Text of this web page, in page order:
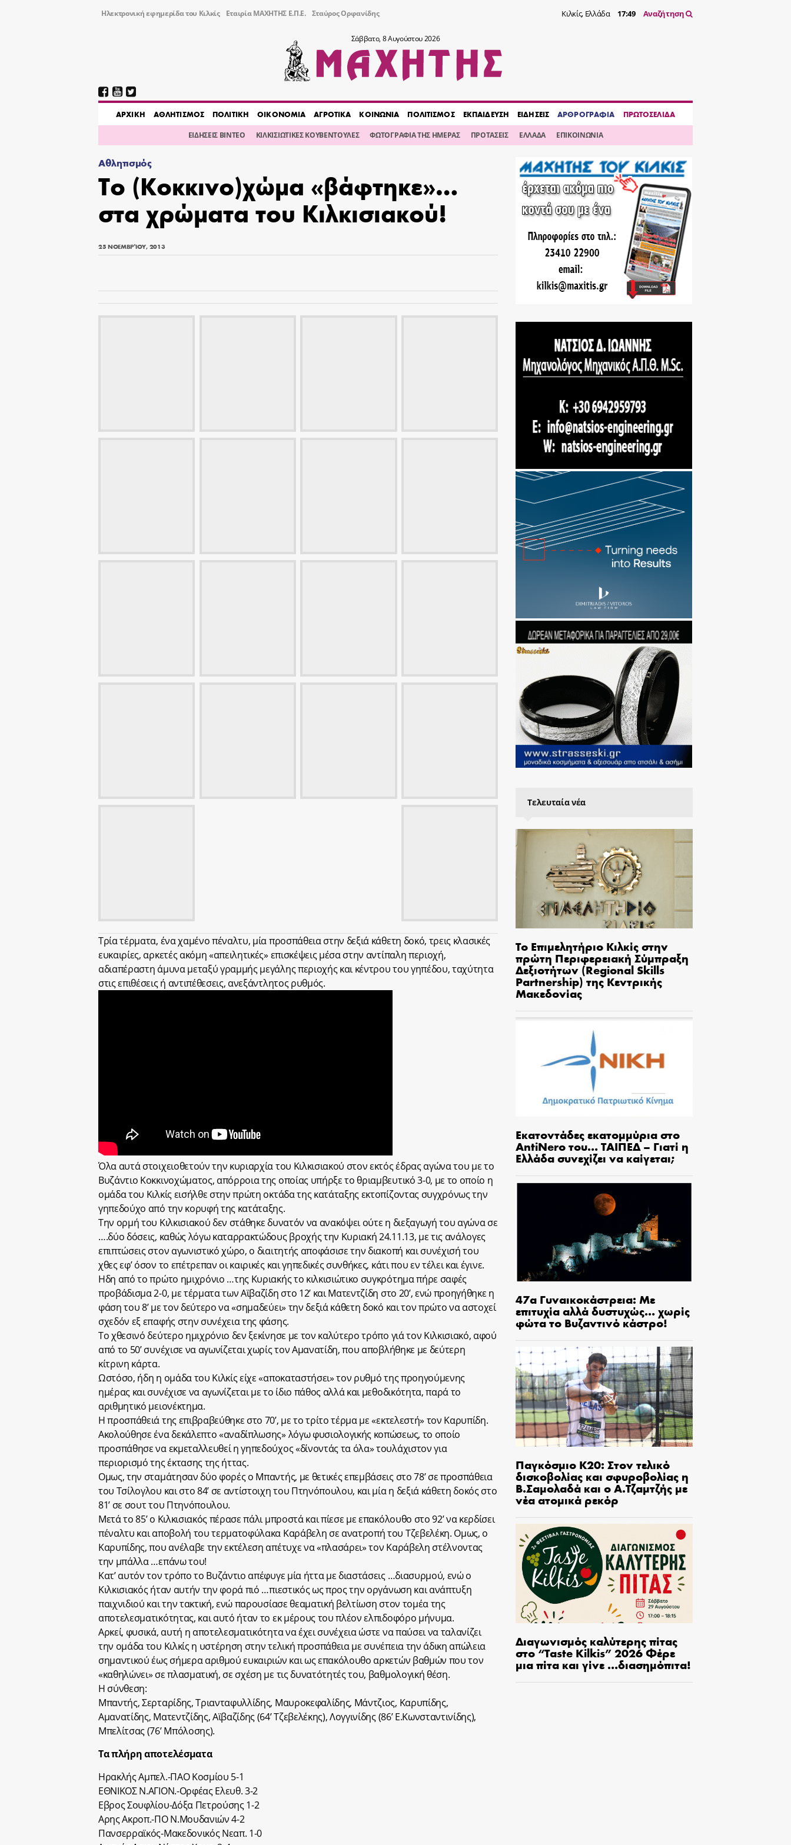
Ηλεκτρονική εφημερίδα του Κιλκίς Εταιρία ΜΑΧΗΤΗΣ Ε.Π.Ε. Σταύρος Ορφανίδης Κιλκίς, Ελλάδα 17:49 Αναζήτηση
Σάββατο, 8 Αυγούστου 2026
AΡΧΙΚΗ ΑΘΛΗΤΙΣΜΟΣ ΠΟΛΙΤΙΚΗ ΟΙΚΟΝΟΜΙΑ ΑΓΡΟΤΙΚΑ ΚΟΙΝΩΝΙΑ ΠΟΛΙΤΙΣΜΟΣ ΕΚΠΑΙΔΕΥΣΗ ΕΙΔΗΣΕΙΣ ΑΡΘΡΟΓΡΑΦΙΑ ΠΡΩΤΟΣΕΛΙΔΑ
ΕΙΔΗΣΕΙΣ ΒΙΝΤΕΟ ΚΙΛΚΙΣΙΩΤΙΚΕΣ ΚΟΥΒΕΝΤΟΥΛΕΣ ΦΩΤΟΓΡΑΦΙΑ ΤΗΣ ΗΜΕΡΑΣ ΠΡΟΤΑΣΕΙΣ ΕΛΛΑΔΑ ΕΠΙΚΟΙΝΩΝΙΑ
Αθλητισμός
Το (Κοκκινο)χώμα «βάφτηκε»…
στα χρώματα του Κιλκισιακού!
25 ΝΟΕΜΒΡΊΟΥ, 2013
Τρία τέρματα, ένα χαμένο πέναλτυ, μία προσπάθεια στην δεξιά κάθετη δοκό, τρεις κλασικές
ευκαιρίες, αρκετές ακόμη «απειλητικές» επισκέψεις μέσα στην αντίπαλη περιοχή,
αδιαπέραστη άμυνα μεταξύ γραμμής μεγάλης περιοχής και κέντρου του γηπέδου, ταχύτητα
στις επιθέσεις ή αντιπέθεσεις, ανεξάντλητος ρυθμός.
Όλα αυτά στοιχειοθετούν την κυριαρχία του Κιλκισιακού στον εκτός έδρας αγώνα του με το
Βυζάντιο Κοκκινοχώματος, απόρροια της οποίας υπήρξε το θριαμβευτικό 3-0, με το οποίο η
ομάδα του Κιλκίς εισήλθε στην πρώτη οκτάδα της κατάταξης εκτοπίζοντας συγχρόνως την
γηπεδούχο από την κορυφή της κατάταξης.
Την ορμή του Κιλκισιακού δεν στάθηκε δυνατόν να ανακόψει ούτε η διεξαγωγή του αγώνα σε
….δύο δόσεις, καθώς λόγω καταρρακτώδους βροχής την Κυριακή 24.11.13, με τις ανάλογες
επιπτώσεις στον αγωνιστικό χώρο, ο διαιτητής αποφάσισε την διακοπή και συνέχισή του
χθες εφ’ όσον το επέτρεπαν οι καιρικές και γηπεδικές συνθήκες, κάτι που εν τέλει και έγινε.
Ηδη από το πρώτο ημιχρόνιο …της Κυριακής το κιλκισιώτικο συγκρότημα πήρε σαφές
προβάδισμα 2-0, με τέρματα των Αϊβαζίδη στο 12’ και Ματεντζίδη στο 20’, ενώ προηγήθηκε η
φάση του 8’ με τον δεύτερο να «σημαδεύει» την δεξιά κάθετη δοκό και τον πρώτο να αστοχεί
σχεδόν εξ επαφής στην συνέχεια της φάσης.
Το χθεσινό δεύτερο ημιχρόνιο δεν ξεκίνησε με τον καλύτερο τρόπο γιά τον Κιλκισιακό, αφού
από το 50’ συνέχισε να αγωνίζεται χωρίς τον Αμανατίδη, που αποβλήθηκε με δεύτερη
κίτρινη κάρτα.
Ωστόσο, ήδη η ομάδα του Κιλκίς είχε «αποκαταστήσει» τον ρυθμό της προηγούμενης
ημέρας και συνέχισε να αγωνίζεται με το ίδιο πάθος αλλά και μεθοδικότητα, παρά το
αριθμητικό μειονέκτημα.
Η προσπάθειά της επιβραβεύθηκε στο 70’, με το τρίτο τέρμα με «εκτελεστή» τον Καρυπίδη.
Ακολούθησε ένα δεκάλεπτο «αναδίπλωσης» λόγω φυσιολογικής κοπώσεως, το οποίο
προσπάθησε να εκμεταλλευθεί η γηπεδούχος «δίνοντάς τα όλα» τουλάχιστον για
περιορισμό της έκτασης της ήττας.
Ομως, την σταμάτησαν δύο φορές ο Μπαντής, με θετικές επεμβάσεις στο 78’ σε προσπάθεια
του Τσίλογλου και στο 84’ σε αντίστοιχη του Πτηνόπουλου, και μία η δεξιά κάθετη δοκός στο
81’ σε σουτ του Πτηνόπουλου.
Μετά το 85’ ο Κιλκισιακός πέρασε πάλι μπροστά και πίεσε με επακόλουθο στο 92’ να κερδίσει
πέναλτυ και αποβολή του τερματοφύλακα Καράβελη σε ανατροπή του Τζεβελέκη. Ομως, ο
Καρυπίδης, που ανέλαβε την εκτέλεση απέτυχε να «πλασάρει» τον Καράβελη στέλνοντας
την μπάλλα …επάνω του!
Κατ’ αυτόν τον τρόπο το Βυζάντιο απέφυγε μία ήττα με διαστάσεις …διασυρμού, ενώ ο
Κιλκισιακός ήταν αυτήν την φορά πιό …πιεστικός ως προς την οργάνωση και ανάπτυξη
παιχνιδιού και την τακτική, ενώ παρουσίασε θεαματική βελτίωση στον τομέα της
αποτελεσματικότητας, και αυτό ήταν το εκ μέρους του πλέον ελπιδοφόρο μήνυμα.
Αρκεί, φυσικά, αυτή η αποτελεσματικότητα να έχει συνέχεια ώστε να παύσει να ταλανίζει
την ομάδα του Κιλκίς η υστέρηση στην τελική προσπάθεια με συνέπεια την άδικη απώλεια
σημαντικού έως σήμερα αριθμού ευκαιριών και ως επακόλουθο αρκετών βαθμών που τον
«καθηλώνει» σε πλασματική, σε σχέση με τις δυνατότητές του, βαθμολογική θέση.
Η σύνθεση:
Μπαντής, Σερταρίδης, Τριανταφυλλίδης, Μαυροκεφαλίδης, Μάντζιος, Καρυπίδης,
Αμανατίδης, Ματεντζίδης, Αϊβαζίδης (64’ Τζεβελέκης), Λογγινίδης (86’ Ε.Κωνσταντινίδης),
Μπελίτσας (76’ Μπόλοσης).
Τα πλήρη αποτελέσματα
Ηρακλής Αμπελ.-ΠΑΟ Κοσμίου 5-1
ΕΘΝΙΚΟΣ Ν.ΑΓΙΟΝ.-Ορφέας Ελευθ. 3-2
Εβρος Σουφλίου-Δόξα Πετρούσης 1-2
Αρης Ακροπ.-ΠΟ Ν.Μουδανιών 4-2
Πανσερραϊκός-Μακεδονικός Νεαπ. 1-0
Τελευταία νέα
Το Επιμελητήριο Κιλκίς στην
πρώτη Περιφερειακή Σύμπραξη
Δεξιοτήτων (Regional Skills
Partnership) της Κεντρικής
Μακεδονίας
Εκατοντάδες εκατομμύρια στο
AntiNero του… ΤΑΙΠΕΔ – Γιατί η
Ελλάδα συνεχίζει να καίγεται;
47α Γυναικοκάστρεια: Με
επιτυχία αλλά δυστυχώς… χωρίς
φώτα το Βυζαντινό κάστρο!
Παγκόσμιο Κ20: Στον τελικό
δισκοβολίας και σφυροβολίας η
Β.Σαμολαδά και ο Α.Τζαμτζής με
νέα ατομικά ρεκόρ
Διαγωνισμός καλύτερης πίτας
στο “Taste Kilkis” 2026 Φέρε
μια πίτα και γίνε …διασημόπιτα!